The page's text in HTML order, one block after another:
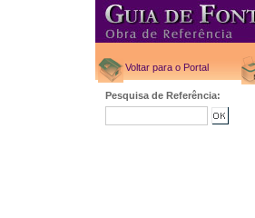
Voltar para o Portal
Pesquisa de Referência: